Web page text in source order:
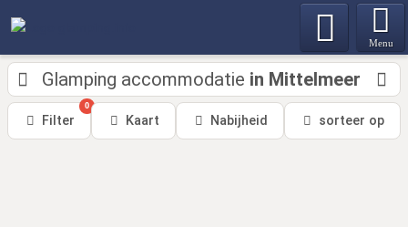
Menu
Glamping accommodatie in Mittelmeer
Filter
0
Kaart Nabijheid sorteer op